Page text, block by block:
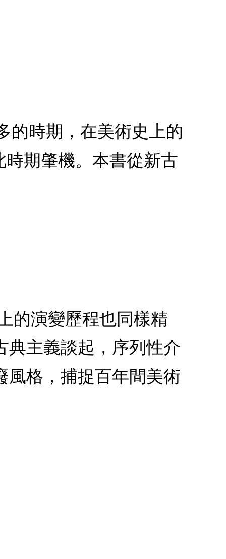
的時期，在美術史上的
期肇機。本書從新古
的演變歷程也同樣精
典主義談起，序列性介
風格，捕捉百年間美術